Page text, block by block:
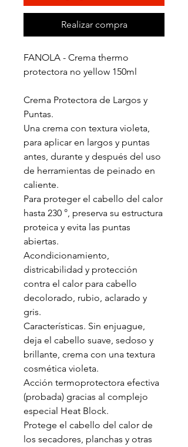
Realizar compra
FANOLA - Crema thermo
protectora no yellow 150ml
Crema Protectora de Largos y
Puntas.
Una crema con textura violeta,
para aplicar en largos y puntas
antes, durante y después del uso
de herramientas de peinado en
caliente.
Para proteger el cabello del calor
hasta 230 °, preserva su estructura
proteica y evita las puntas
abiertas.
Acondicionamiento,
districabilidad y protección
contra el calor para cabello
decolorado, rubio, aclarado y
gris.
Características. Sin enjuague,
deja el cabello suave, sedoso y
brillante, crema con una textura
cosmética violeta.
Acción termoprotectora efectiva
(probada) gracias al complejo
especial Heat Block.
Protege el cabello del calor de
los secadores, planchas y otras